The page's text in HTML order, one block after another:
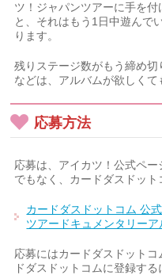
ツ！ジャパンツアーに手を
と、それはもう1日中遊んで
ります。
残りステージ数がもう締め
などは、アルバムが欲しくて
応募方法
応募は、アイカツ！公式ペ
でもなく、カードダスドット
カードダスドットコム 公
ツアードキュメンタリー
応募にはカードダスドット
ドダスドットコムに登録す